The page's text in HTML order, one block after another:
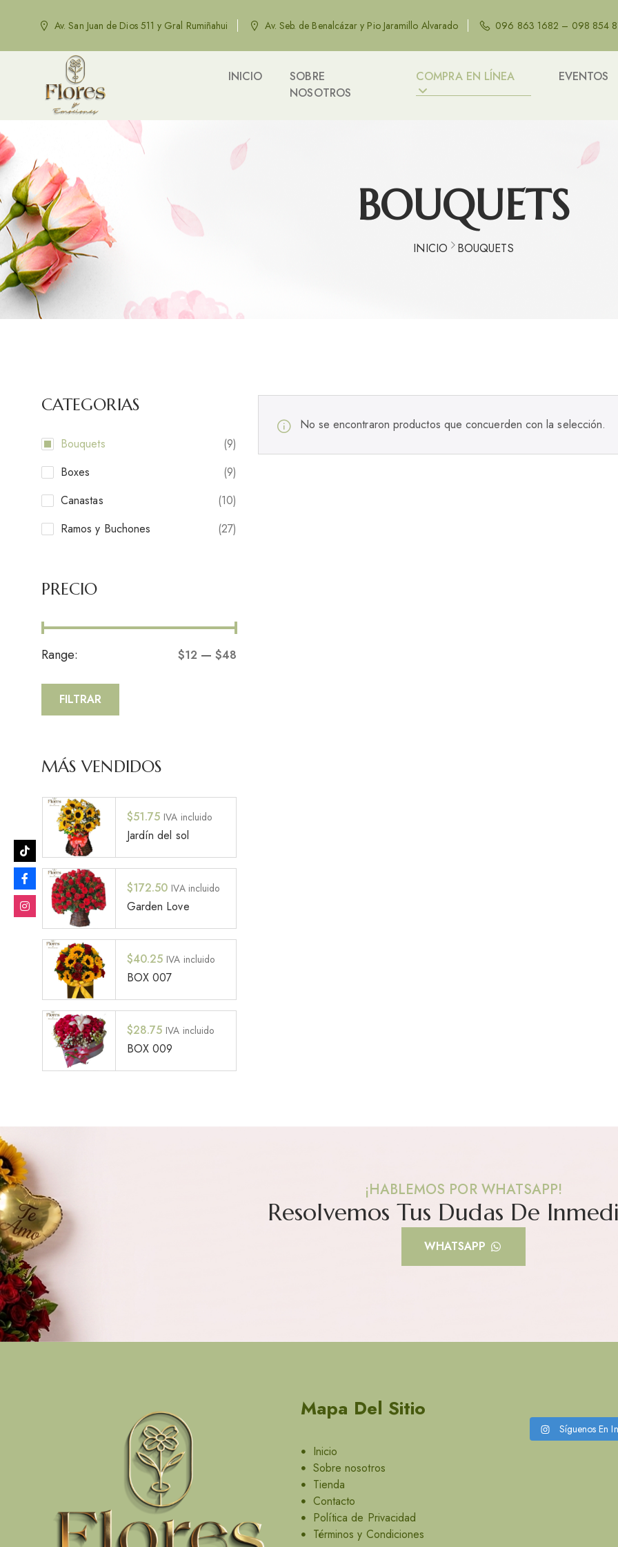
Av. San Juan de Dios 511 y Gral Rumiñahui Av. Seb. de Benalcázar y Pio Jaramillo Alvarado 096 863 1682 – 098 854
INICIO
SOBRE
NOSOTROS
COMPRA EN LÍNEA EVENTOS
BOUQUETS
INICIO BOUQUETS
CATEGORIAS
Bouquets
(9)
Boxes
(9)
Canastas
(10)
Ramos y Buchones
(27)
PRECIO
Range: $12 —$48
FILTRAR
MÁS VENDIDOS
$51.75 IVA incluido
Jardín del sol
$172.50 IVA incluido
Garden Love
$40.25 IVA incluido
BOX 007
$28.75 IVA incluido
BOX 009
No se encontraron productos que concuerden con la selección.
¡HABLEMOS POR WHATSAPP!
Resolvemos Tus Dudas De
WHATSAPP
Mapa Del Sitio
Inicio
Sobre nosotros
Tienda
Contacto
Política de Privacidad
Términos y Condiciones
Síguenos En